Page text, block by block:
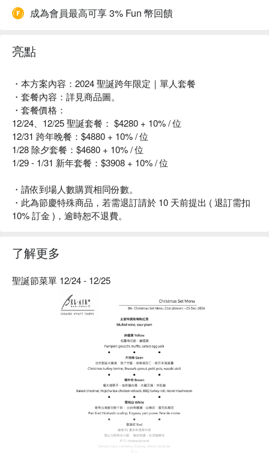
成為會員最高可享 3% Fun 幣回饋
亮點
・本方案內容：2024 聖誕跨年限定｜單人套餐
・套餐內容：詳見商品圖。
・套餐價格：
12/24、12/25 聖誕套餐： $4280 + 10% / 位
12/31 跨年晚餐：$4880 + 10% / 位
1/28 除夕套餐：$4680 + 10% / 位
1/29 - 1/31 新年套餐：$3908 + 10% / 位
・請依到場人數購買相同份數。
・此為節慶特殊商品，若需退訂請於 10 天前提出 ( 退訂需扣
10% 訂金 )，逾時恕不退費。
了解更多
聖誕節菜單 12/24 - 12/25